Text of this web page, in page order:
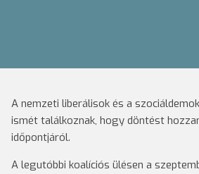
A nemzeti liberálisok és a
ismét találkoznak, hogy döntést
időpontjáról.
A legutóbbi koalíciós ülésen a